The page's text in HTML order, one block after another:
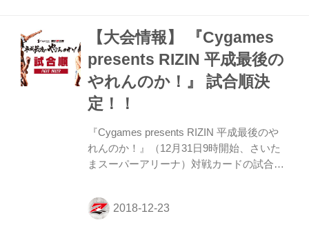
レゼント企画も行われ、『WORST月島花
×RIZIN』コラボポスターのイラストを使用
した超美麗A4サイズフォトパネル2枚セッ
トに、髙橋ヒロシ先生直筆サイン色紙が付
いた‟三種の神器”セットが抽選で5名様にプ
レゼントされる！！ 新年早々のお年玉企画
の応募方法、詳細情報は月刊...
【大会情報】 『Cygames
presents RIZIN 平成最後の
やれんのか！』 試合順決
定！！
『Cygames presents RIZIN 平成最後のや
れんのか！』（12月31日9時開始、さいた
まスーパーアリーナ）対戦カードの試合順
花、あいとの第1試合を皮切りに、2大会連
続で兄弟参戦となる朝倉兄弟の兄・未来は